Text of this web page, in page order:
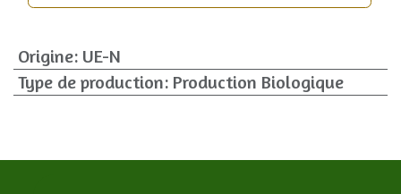
Origine: UE-N
Type de production: Production Biologique